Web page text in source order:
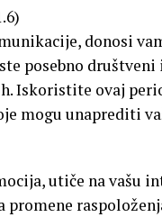
donosi
posebno
Iskoristite ovaj
mogu unaprediti
utiče na vašu